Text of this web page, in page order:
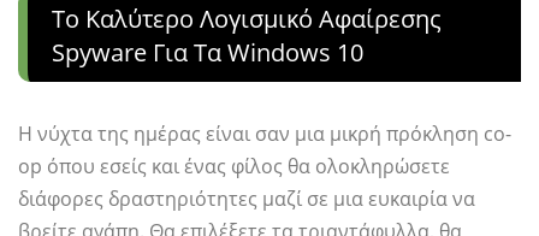
Το Καλύτερο Λογισμικό Αφαίρεσης
Spyware Για Τα Windows 10
Η νύχτα της ημέρας είναι σαν μια μικρή πρόκληση co-
op όπου εσείς και ένας φίλος θα ολοκληρώσετε
διάφορες δραστηριότητες μαζί σε μια ευκαιρία να
βρείτε αγάπη. Θα επιλέξετε τα τριαντάφυλλα, θα